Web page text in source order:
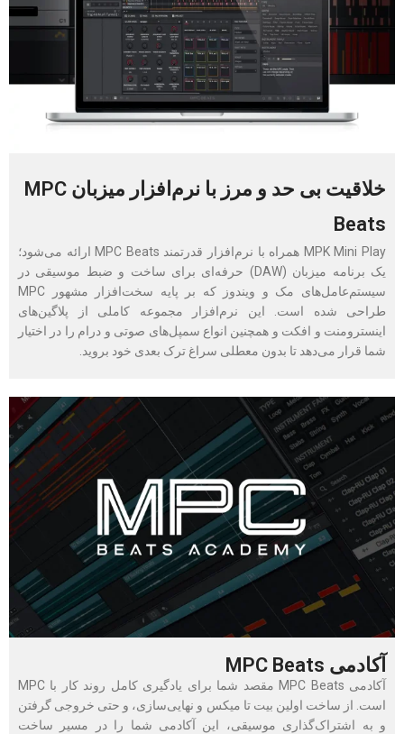
خلاقیت بی حد و مرز با نرم‌افزار میزبان MPC
Beats
MPK Mini Play همراه با نرم‌افزار قدرتمند MPC Beats ارائه می‌شود؛
یک برنامه میزبان (DAW) حرفه‌ای برای ساخت و ضبط موسیقی در
سیستم‌عامل‌‎های مک و ویندوز که بر پایه سخت‌افزار مشهور MPC
طراحی شده است. این نرم‌‎افزار مجموعه کاملی از پلاگین‌‎های
اینسترومنت و افکت و همچنین انواع سمپل‌های صوتی و درام را در اختیار
شما قرار می‌دهد تا بدون معطلی سراغ ترک بعدی خود بروید.
آکادمی MPC Beats
آکادمی MPC Beats مقصد شما برای یادگیری کامل روند کار با MPC
است. از ساخت اولین بیت تا میکس و نهایی‌سازی، و حتی خروجی گرفتن
و به اشتراک‌‎گذاری موسیقی، این آکادمی شما را در مسیر ساخت